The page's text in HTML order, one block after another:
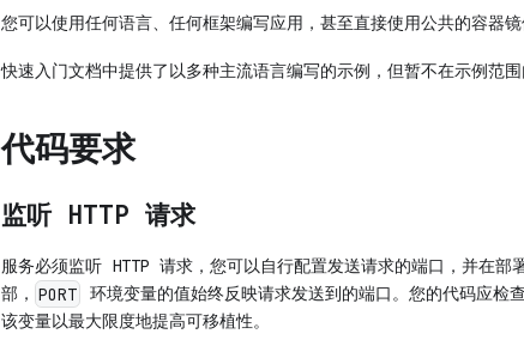
您可以使用任何语言、任何框架编写应用，甚至直接使用公共的容器镜
快速入门文档中提供了以多种主流语言编写的示例，但暂不在示例范围
代码要求
监听 HTTP 请求
服务必须监听 HTTP 请求，您可以自行配置发送请求的端口，并在部
部， PORT 环境变量的值始终反映请求发送到的端口。您的代码应检
该变量以最大限度地提高可移植性。